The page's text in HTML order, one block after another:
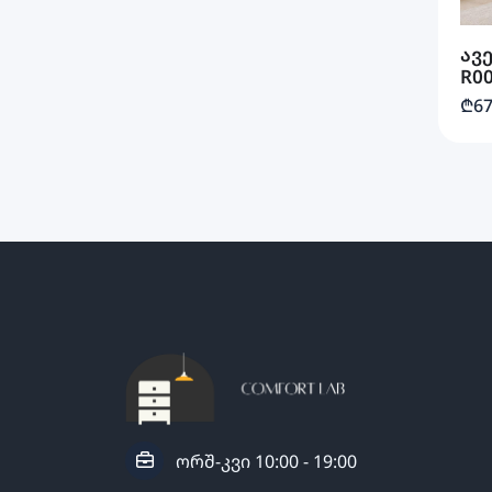
ორშ-კვი 10:00 - 19:00